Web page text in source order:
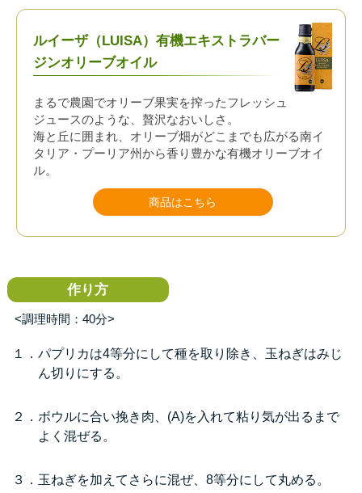
ルイーザ（LUISA）有機エキストラバー
ジンオリーブオイル
まるで農園でオリーブ果実を搾ったフレッシュ
ジュースのような、贅沢なおいしさ。
海と丘に囲まれ、オリーブ畑がどこまでも広がる南イ
タリア・プーリア州から香り豊かな有機オリーブオイ
ル。
商品はこちら
作り方
<調理時間：40分>
１．パプリカは4等分にして種を取り除き、玉ねぎはみじ
ん切りにする。
２．ボウルに合い挽き肉、(A)を入れて粘り気が出るまで
よく混ぜる。
３．玉ねぎを加えてさらに混ぜ、8等分にして丸める。